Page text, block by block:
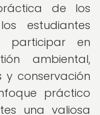
de los
estudiantes
participar en
ambiental,
y conservación
práctico
una valiosa